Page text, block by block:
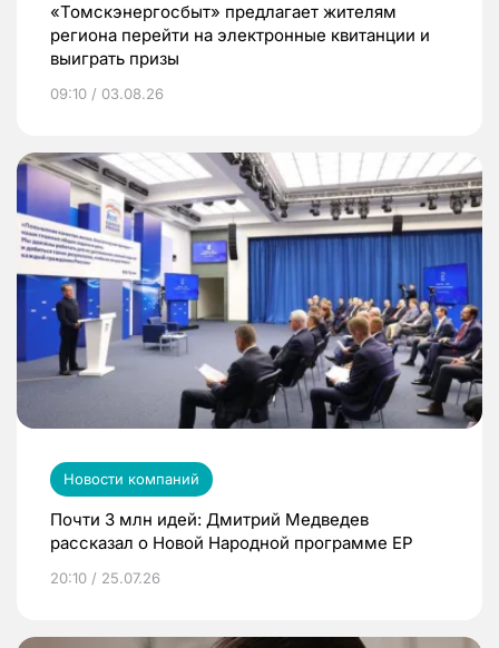
«Томскэнергосбыт» предлагает жителям
региона перейти на электронные квитанции и
выиграть призы
09:10 / 03.08.26
Новости компаний
Почти 3 млн идей: Дмитрий Медведев
рассказал о Новой Народной программе ЕР
20:10 / 25.07.26